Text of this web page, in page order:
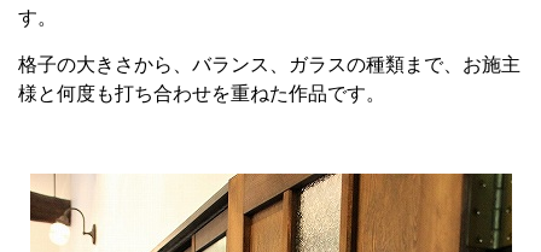
す。
格子の大きさから、バランス、ガラスの種類まで、お施主
様と何度も打ち合わせを重ねた作品です。